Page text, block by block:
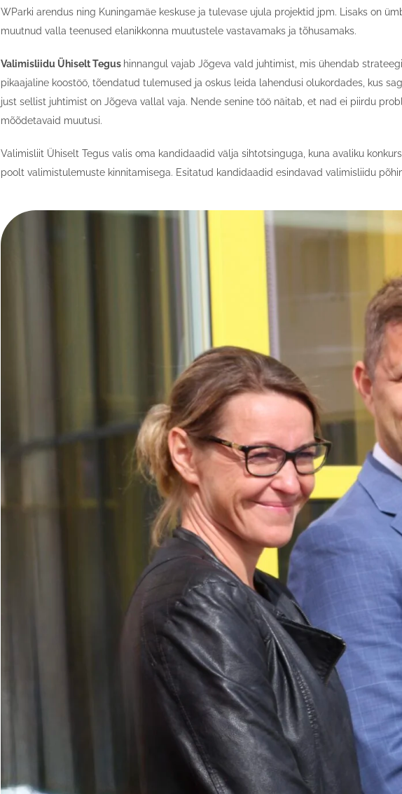
WParki arendus ning Kuningamäe keskuse ja tulevase ujula projektid jpm. Lisaks on
muutnud valla teenused elanikkonna muutustele vastavamaks ja tõhusamaks.
Valimisliidu Ühiselt Tegus hinnangul vajab Jõgeva vald juhtimist, mis ühendab
pikaajaline koostöö, tõendatud tulemused ja oskus leida lahendusi olukordades, kus
just sellist juhtimist on Jõgeva vallal vaja. Nende senine töö näitab, et nad ei piirdu
mõõdetavaid muutusi.
Valimisliit Ühiselt Tegus valis oma kandidaadid välja sihtotsinguga, kuna avaliku
poolt valimistulemuste kinnitamisega. Esitatud kandidaadid esindavad valimisliidu